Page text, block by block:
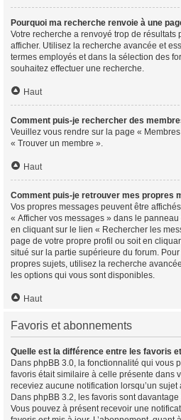
Pourquoi ma recherche renvoie à une
Votre recherche a renvoyé trop de
afficher. Utilisez la recherche avancée et
termes employés et dans la sélection des
souhaitez effectuer une recherche.
Haut
Comment puis-je rechercher des
Veuillez vous rendre sur la page «
« Trouver un membre ».
Haut
Comment puis-je retrouver mes propres
Vos propres messages peuvent être
« Afficher vos messages » dans le
en cliquant sur le lien « Rechercher les
page de votre propre profil ou soit en
situé sur la partie supérieure du forum.
propres sujets, utilisez la recherche
les options qui vous sont disponibles.
Haut
Favoris et abonnements
Quelle est la différence entre les favoris
Dans phpBB 3.0, la fonctionnalité qui vous
favoris était similaire à celle présente dans
receviez aucune notification lorsqu’un
Dans phpBB 3.2, les favoris sont
Vous pouvez à présent recevoir une